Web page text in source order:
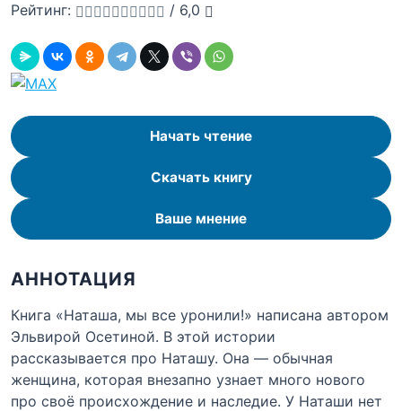
Рейтинг:
/ 6,0
Начать чтение
Скачать книгу
Ваше мнение
АННОТАЦИЯ
Книга «Наташа, мы все уронили!» написана автором
Эльвирой Осетиной. В этой истории
рассказывается про Наташу. Она — обычная
женщина, которая внезапно узнает много нового
про своё происхождение и наследие. У Наташи нет